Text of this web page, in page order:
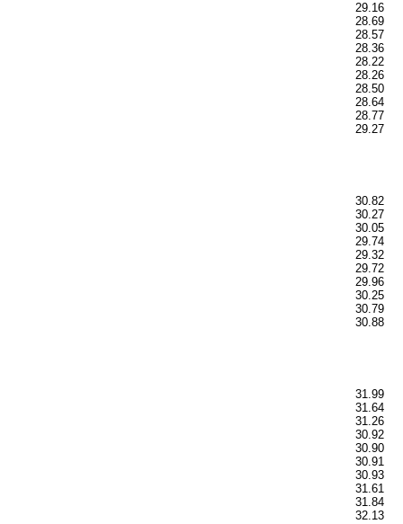
29.16
28.69
28.57
28.36
28.22
28.26
28.50
28.64
28.77
29.27
30.82
30.27
30.05
29.74
29.32
29.72
29.96
30.25
30.79
30.88
31.99
31.64
31.26
30.92
30.90
30.91
30.93
31.61
31.84
32.13